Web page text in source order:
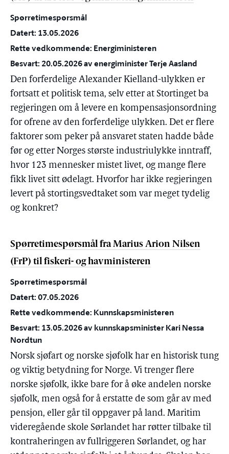
Spørretimespørsmål
Datert: 13.05.2026
Rette vedkommende: Energiministeren
Besvart: 20.05.2026 av energiminister Terje Aasland
Den forferdelige Alexander Kielland-ulykken er
fortsatt et politisk tema, selv etter at Stortinget ba
regjeringen om å levere en kompensasjonsordning
for ofrene av den forferdelige ulykken. Det er flere
faktorer som peker på ansvaret staten hadde både
før og etter Norges største industriulykke inntraff,
hvor 123 mennesker mistet livet, og mange flere
fikk livet sitt ødelagt. Hvorfor har ikke regjeringen
levert på stortingsvedtaket som var meget tydelig
og konkret?
Spørretimespørsmål fra Marius Arion Nilsen
(FrP) til fiskeri- og havministeren
Spørretimespørsmål
Datert: 07.05.2026
Rette vedkommende: Kunnskapsministeren
Besvart: 13.05.2026 av kunnskapsminister Kari Nessa
Nordtun
Norsk sjøfart og norske sjøfolk har en historisk tung
og viktig betydning for Norge. Vi trenger flere
norske sjøfolk, ikke bare for å øke andelen norske
sjøfolk, men også for å erstatte de som går av med
pensjon, eller går til oppgaver på land. Maritim
videregående skole Sørlandet har røtter tilbake til
kontraheringen av fullriggeren Sørlandet, og har